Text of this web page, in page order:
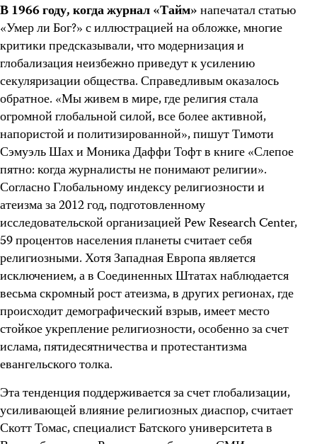
В 1966 году, когда журнал «Тайм»напечатал статью
«Умер ли Бог?» с иллюстрацией на обложке, многие
критики предсказывали, что модернизация и
глобализация неизбежно приведут к усилению
секуляризации общества. Справедливым оказалось
обратное. «Мы живем в мире, где религия стала
огромной глобальной силой, все более активной,
напористой и политизированной», пишут Тимоти
Сэмуэль Шах и Моника Даффи Тофт в книге «Слепое
пятно: когда журналисты не понимают религии».
Согласно Глобальному индексу религиозности и
атеизма за 2012 год, подготовленному
исследовательской организацией Pew Research Center,
59 процентов населения планеты считает себя
религиозными. Хотя Западная Европа является
исключением, а в Соединенных Штатах наблюдается
весьма скромный рост атеизма, в других регионах, где
происходит демографический взрыв, имеет место
стойкое укрепление религиозности, особенно за счет
ислама, пятидесятничества и протестантизма
евангельского толка.
Эта тенденция поддерживается за счет глобализации,
усиливающей влияние религиозных диаспор, считает
Скотт Томас, специалист Батского университета в